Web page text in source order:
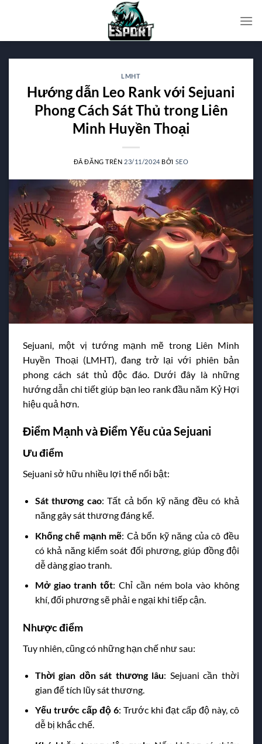
LMHT
Hướng dẫn Leo Rank với Sejuani
Phong Cách Sát Thủ trong Liên
Minh Huyền Thoại
ĐÃ ĐĂNG TRÊN 23/11/2024 BỞI SEO
Sejuani, một vị tướng mạnh mẽ trong Liên Minh
Huyền Thoại (LMHT), đang trở lại với phiên bản
phong cách sát thủ độc đáo. Dưới đây là những
hướng dẫn chi tiết giúp bạn leo rank đầu năm Kỷ Hợi
hiệu quả hơn.
Điểm Mạnh và Điểm Yếu của Sejuani
Ưu điểm
Sejuani sở hữu nhiều lợi thế nổi bật:
Sát thương cao: Tất cả bốn kỹ năng đều có khả
năng gây sát thương đáng kể.
Khống chế mạnh mẽ: Cả bốn kỹ năng của cô đều
có khả năng kiểm soát đối phương, giúp đồng đội
dễ dàng giao tranh.
Mở giao tranh tốt: Chỉ cần ném bola vào không
khí, đối phương sẽ phải e ngại khi tiếp cận.
Nhược điểm
Tuy nhiên, cũng có những hạn chế như sau:
Thời gian dồn sát thương lâu: Sejuani cần thời
gian để tích lũy sát thương.
Yếu trước cấp độ 6: Trước khi đạt cấp độ này, cô
dễ bị khắc chế.